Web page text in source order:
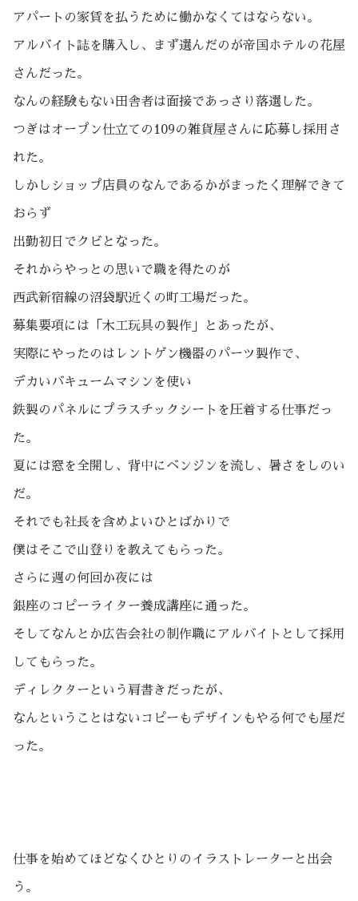
アパートの家賃を払うために働かなくてはならない。
アルバイト誌を購入し、まず選んだのが帝国ホテルの花屋
さんだった。
なんの経験もない田舎者は面接であっさり落選した。
つぎはオープン仕立ての109の雑貨屋さんに応募し採用さ
れた。
しかしショップ店員のなんであるかがまったく理解できて
おらず
出勤初日でクビとなった。
それからやっとの思いで職を得たのが
西武新宿線の沼袋駅近くの町工場だった。
募集要項には「木工玩具の製作」とあったが、
実際にやったのはレントゲン機器のパーツ製作で、
デカいバキュームマシンを使い
鉄製のパネルにプラスチックシートを圧着する仕事だっ
た。
夏には窓を全開し、背中にベンジンを流し、暑さをしのい
だ。
それでも社長を含めよいひとばかりで
僕はそこで山登りを教えてもらった。
さらに週の何回か夜には
銀座のコピーライター養成講座に通った。
そしてなんとか広告会社の制作職にアルバイトとして採用
してもらった。
ディレクターという肩書きだったが、
なんということはないコピーもデザインもやる何でも屋だ
った。
仕事を始めてほどなくひとりのイラストレーターと出会
う。